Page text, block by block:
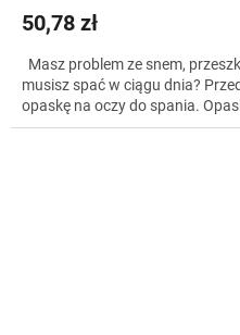
50,78 zł
Masz problem ze snem,
musisz spać w ciągu dnia?
opaskę na oczy do spania.